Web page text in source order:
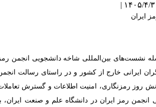
نشست‌های بین‌المللی شاخه دانشجویی انجمن رمز
ایرانی خارج از کشور و در راستای رسالت انجمن
روز رمزنگاری، امنیت اطلاعات و گسترش تعاملات
رمز ایران در دانشگاه علم و صنعت ایران، با